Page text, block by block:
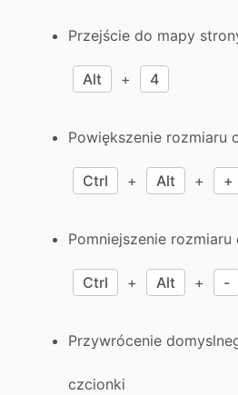
Przejście do mapy
Alt + 4
Powiększenie rozmiaru
Ctrl + Alt + +
Pomniejszenie rozmiaru
Ctrl + Alt + -
Przywrócenie
czcionki